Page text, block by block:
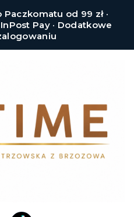
od 99 zł ·
Pay · Dodatkowe